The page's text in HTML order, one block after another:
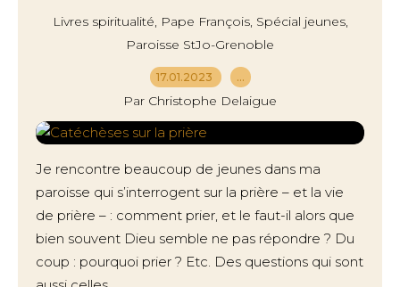
Livres spiritualité, Pape François, Spécial jeunes,
Paroisse StJo-Grenoble
17.01.2023 …
Par Christophe Delaigue
Je rencontre beaucoup de jeunes dans ma
paroisse qui s’interrogent sur la prière – et la vie
de prière – : comment prier, et le faut-il alors que
bien souvent Dieu semble ne pas répondre ? Du
coup : pourquoi prier ? Etc. Des questions qui sont